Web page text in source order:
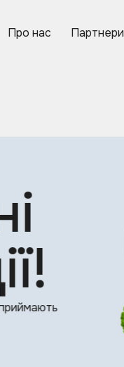
Про нас Партнери